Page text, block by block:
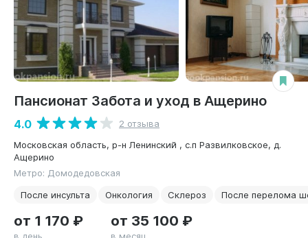
Пансионат Забота и уход в Ащерино
4.0
2 отзыва
Московская область, р-н Ленинский , с.п Развилковское, д.
Ащерино
Метро: Домодедовская
После инсульта
Онкология Склероз После перелома
от 1 170 ₽
в день
от 35 100 ₽
в месяц